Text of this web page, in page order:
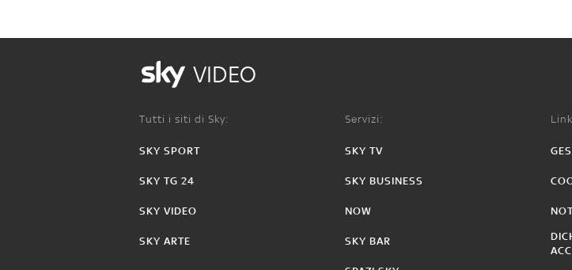
VIDEO
Tutti i siti di Sky:
SKY SPORT
SKY TG 24
SKY VIDEO
SKY ARTE
Servizi:
SKY TV
SKY BUSINESS
NOW
SKY BAR